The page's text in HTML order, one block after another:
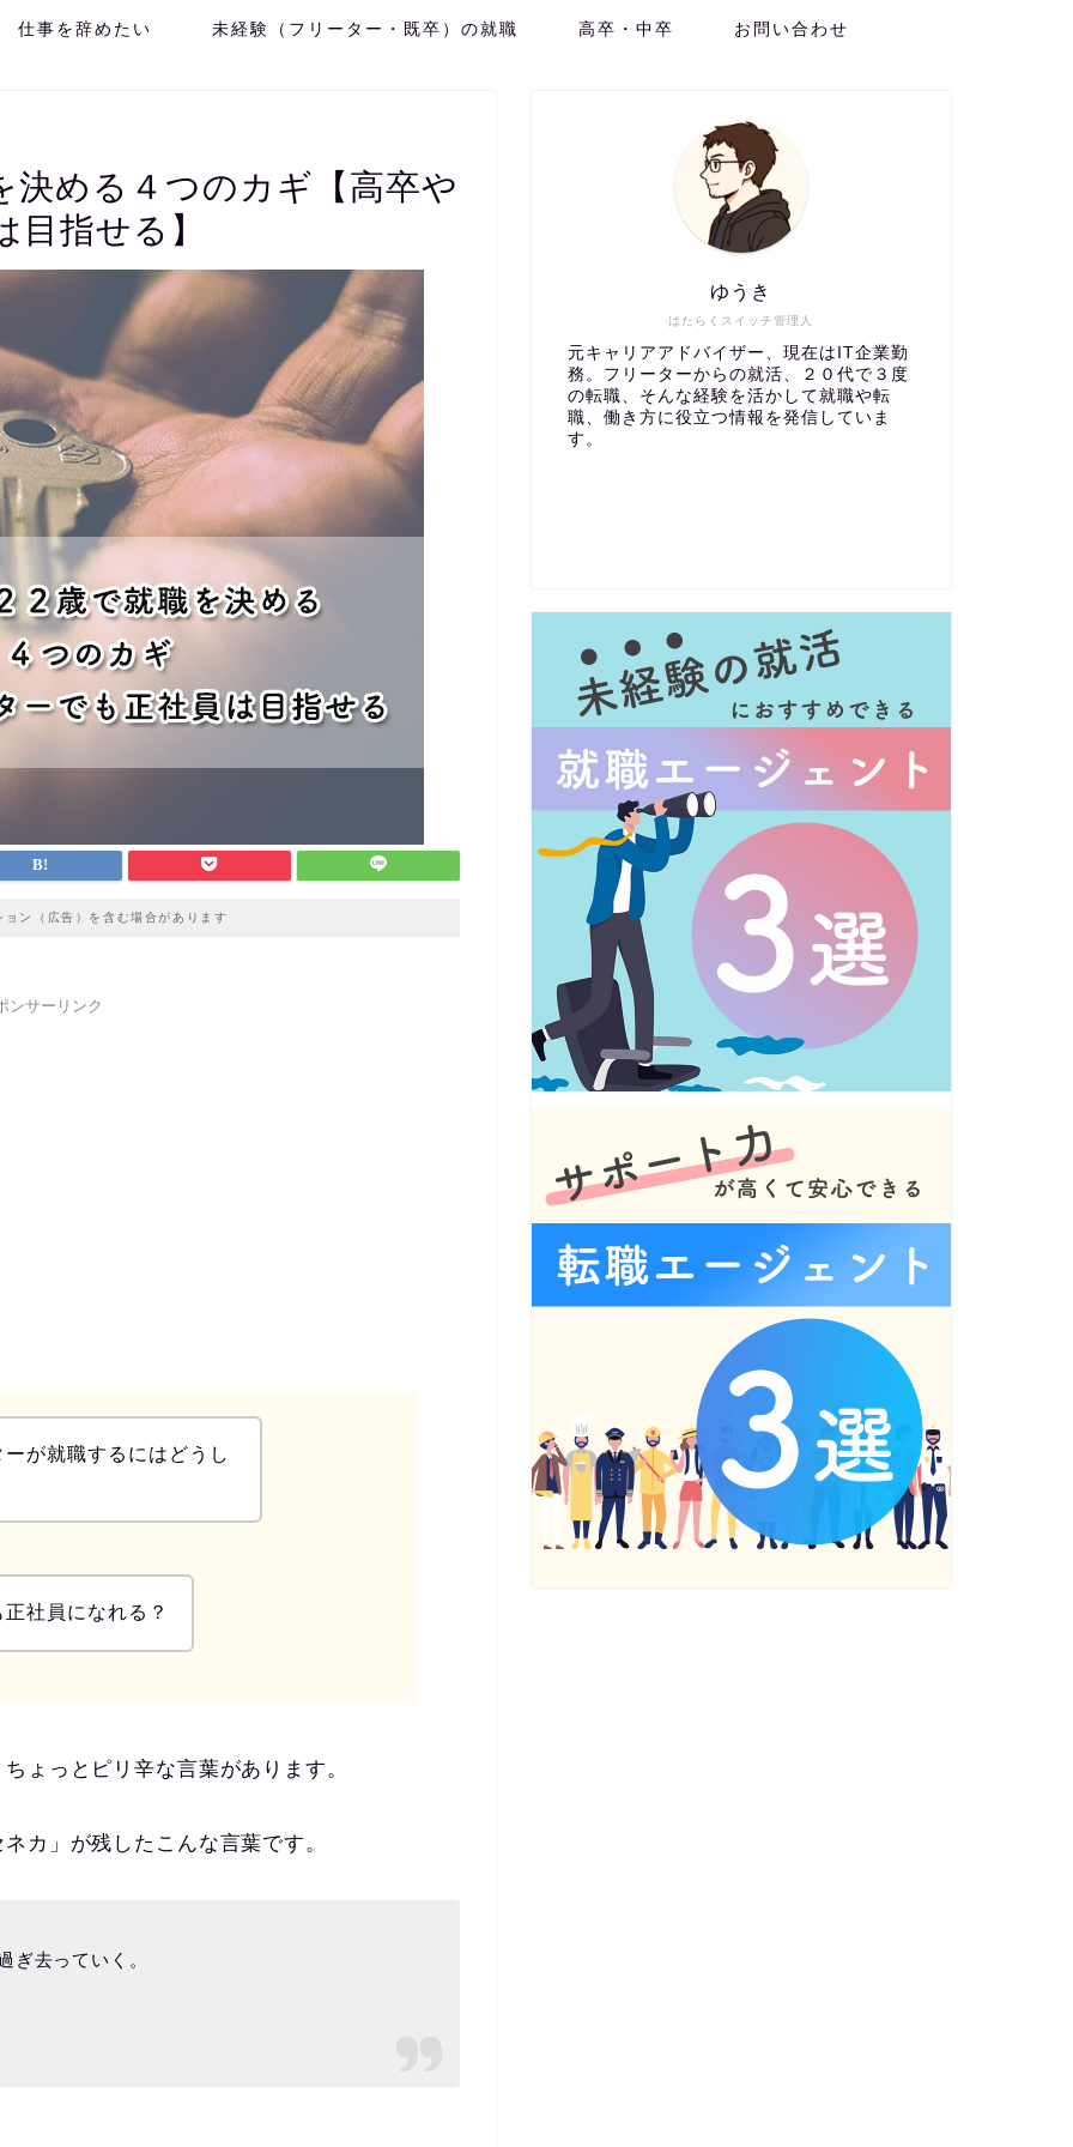
仕事を辞めたい 未経験（フリーター・既卒）の就職 高卒・中卒 お問い合わせ
決める４つのカギ【高卒や
指せる】
ン（広告）を含む場合があります
ンサーリンク
が就職するにはどうし
社員になれる？
ょっとピリ辛な言葉があります。
カ」が残したこんな言葉です。
ぎ去っていく。
はたらくスイッチ管理人
ゆうき
元キャリアアドバイザー、現在はIT企業勤
務。フリーターからの就活、２０代で３度
の転職、そんな経験を活かして就職や転
職、働き方に役立つ情報を発信していま
す。